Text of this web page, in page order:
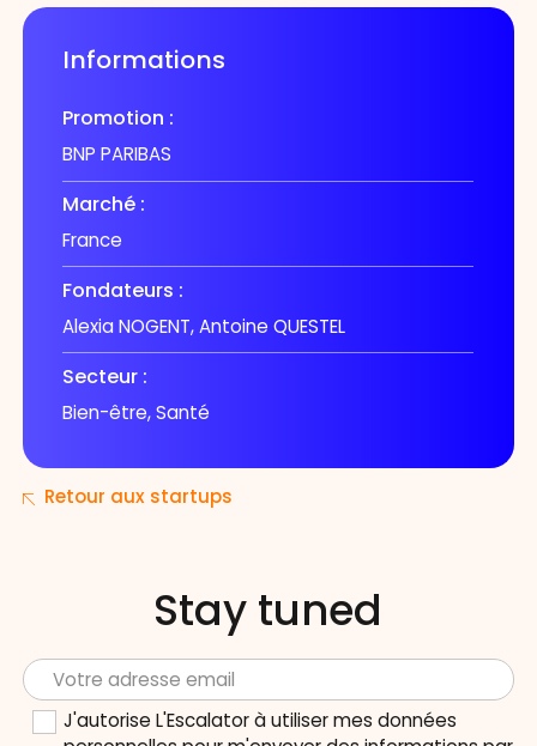
Informations
Promotion :
BNP PARIBAS
Marché :
France
Fondateurs :
Alexia NOGENT, Antoine QUESTEL
Secteur :
Bien-être, Santé
Retour aux startups
Stay tuned
J'autorise L'Escalator à utiliser mes données